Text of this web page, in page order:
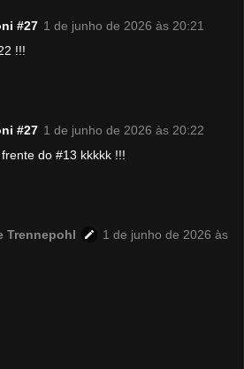
#27 1 de junho de 2026 às 20:21
!!!
#27 1 de junho de 2026 às 20:22
do #13 kkkkk !!!
Trennepohl
1 de junho de 2026 às